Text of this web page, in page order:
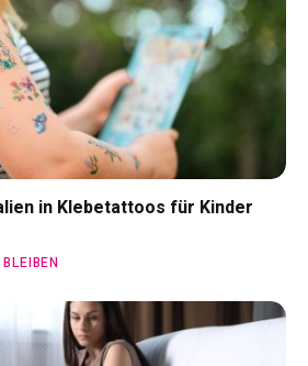
in Klebetattoos für Kinder